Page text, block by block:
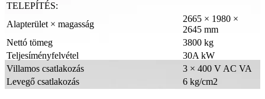
TELEPÍTÉS:
Alapterület × magasság
2665 × 1980 ×
2645 mm
Nettó tömeg
3800 kg
Teljesíményfelvétel
30A kW
Villamos csatlakozás
3 × 400 V AC VA
Levegő csatlakozás
6 kg/cm2